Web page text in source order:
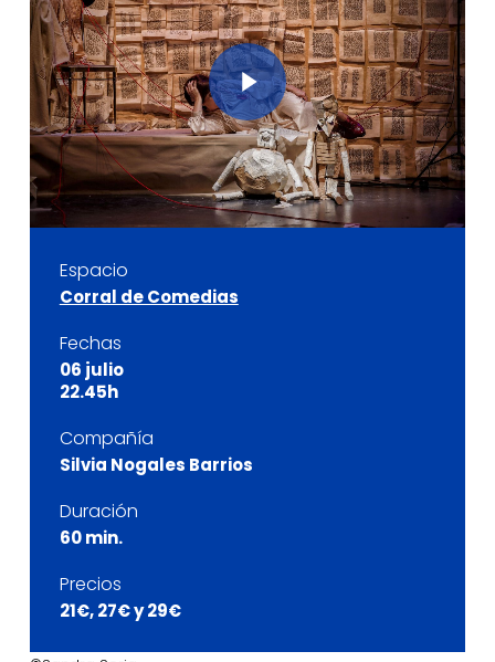
Play Video
Espacio
Corral de Comedias
Fechas
06 julio
22.45h
Compañía
Silvia Nogales Barrios
Duración
60 min.
Precios
21€, 27€ y 29€